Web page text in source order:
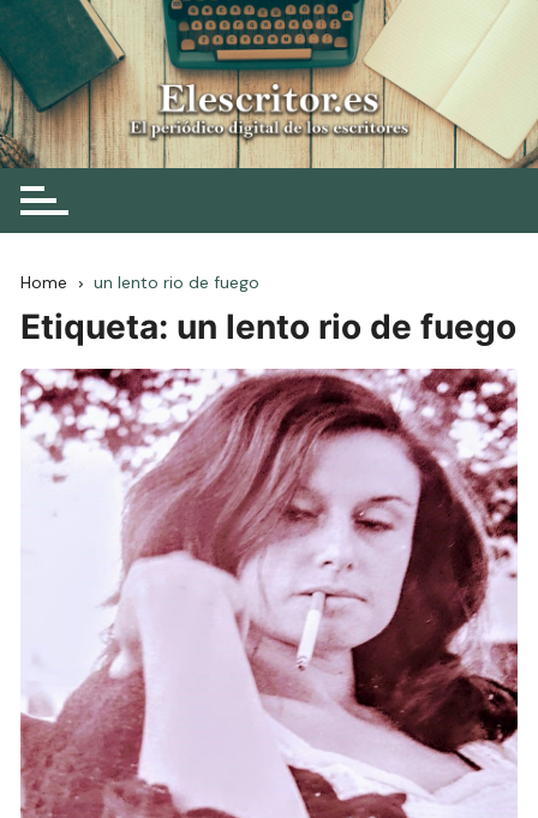
Skip
to
content
Elescritor.es
El periódico digital de los escritores
Home un lento rio de fuego
Etiqueta: un lento rio de fuego